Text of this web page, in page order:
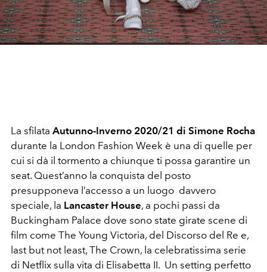
La sfilata Autunno-Inverno 2020/21 di Simone Rocha
durante la London Fashion Week è una di quelle per
cui si dà il tormento a chiunque ti possa garantire un
seat. Quest’anno la conquista del posto
presupponeva l’accesso a un luogo davvero
speciale, la Lancaster House, a pochi passi da
Buckingham Palace dove sono state girate scene di
film come The Young Victoria, del Discorso del Re e,
last but not least, The Crown, la celebratissima serie
di Netflix sulla vita di Elisabetta II. Un setting perfetto